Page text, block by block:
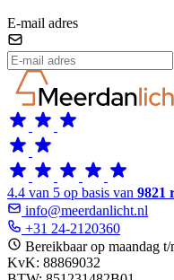
E-mail adres
4.4 van 5 op basis van 9821
info@meerdanlicht.nl
+31 24-2120360
Bereikbaar op maandag
KvK: 88869032